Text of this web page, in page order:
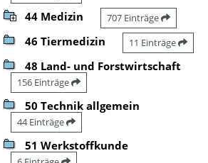
44 Medizin 707 Einträge
46 Tiermedizin 11 Einträge
48 Land- und Forstwirtschaft
156 Einträge
50 Technik allgemein
44 Einträge
51 Werkstoffkunde